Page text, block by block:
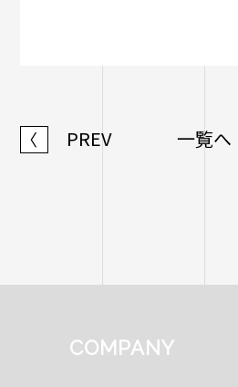
〈 PREV 一覧へ
COMPANY